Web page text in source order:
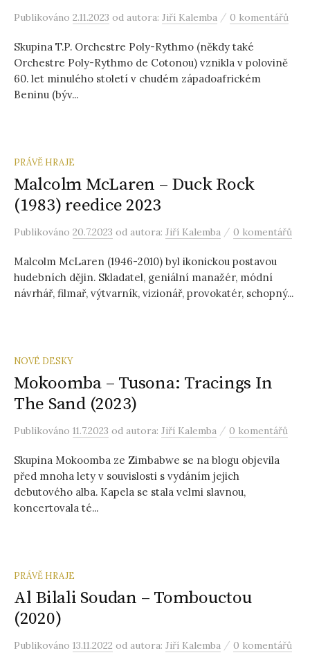
Publikováno 2.11.2023 od autora: Jiří Kalemba / 0 komentářů
Skupina T.P. Orchestre Poly-Rythmo (někdy také
Orchestre Poly-Rythmo de Cotonou) vznikla v polovině
60. let minulého století v chudém západoafrickém
Beninu (býv...
PRÁVĚ HRAJE
Malcolm McLaren – Duck Rock
(1983) reedice 2023
Publikováno 20.7.2023 od autora: Jiří Kalemba / 0 komentářů
Malcolm McLaren (1946-2010) byl ikonickou postavou
hudebních dějin. Skladatel, geniální manažér, módní
návrhář, filmař, výtvarník, vizionář, provokatér, schopný...
NOVÉ DESKY
Mokoomba – Tusona: Tracings In
The Sand (2023)
Publikováno 11.7.2023 od autora: Jiří Kalemba / 0 komentářů
Skupina Mokoomba ze Zimbabwe se na blogu objevila
před mnoha lety v souvislosti s vydáním jejich
debutového alba. Kapela se stala velmi slavnou,
koncertovala té...
PRÁVĚ HRAJE
Al Bilali Soudan – Tombouctou
(2020)
Publikováno 13.11.2022 od autora: Jiří Kalemba / 0 komentářů